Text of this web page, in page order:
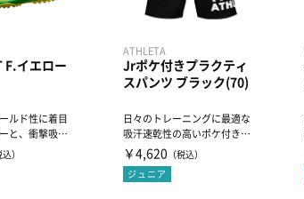
F.イエロー
ルド性に着目
と、衝撃吸収
した全面EVA...
込）
ATHLETA
Jrポケ付きプラクティ
スパンツ ブラック(70)
日々のトレーニングに最適な
吸汗速乾性の高いポケ付きプ
ラクティスパンツ
￥4,620 （税込）
ジュニア